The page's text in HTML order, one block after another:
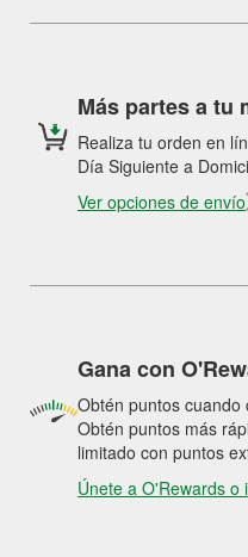
Más partes a tu
Realiza tu orden en
Día Siguiente a
Ver opciones de envío
Gana con
Obtén puntos
Obtén puntos más
limitado con puntos
Únete a O'Rewards o